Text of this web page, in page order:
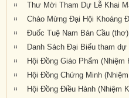
Thư Mời Tham Dự Lễ Khai
Chào Mừng Đại Hội Khoáng
Danh Sách Đại Biểu tham
Hội Đồng Giáo Phẩm (Nhiệm
Hội Đồng Điều Hành (Nhiệm